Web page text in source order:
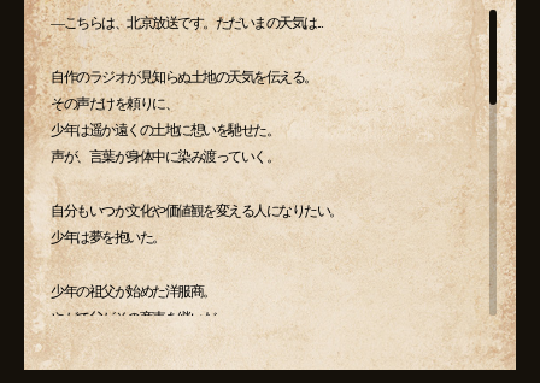
―こちらは、北京放送です。ただいまの天気は...
自作のラジオが見知らぬ土地の天気を伝える。
その声だけを頼りに、
少年は遥か遠くの土地に想いを馳せた。
声が、言葉が身体中に染み渡っていく。
自分もいつか文化や価値観を変える人になりたい。
少年は夢を抱いた。
少年の祖父が始めた洋服商。
やがて父がその商売を継いだ。
手伝いとなれば、生地を車に乗せて町中を走り回る。
しかし、年ごろになった青年にはそれが恥ずかしかった。